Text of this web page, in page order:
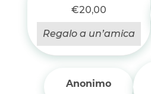
€20,00
Regalo a un’amica
Anonimo